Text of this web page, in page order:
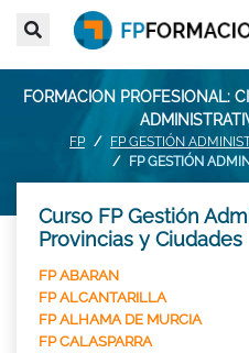
FORMACION PROFESIONAL:
FP
FP GESTIÓN
FP GESTIÓN
Curso FP Gestión
Provincias y Ciudades
FP ABARAN
FP ALCANTARILLA
FP ALHAMA DE MURCIA
FP CALASPARRA